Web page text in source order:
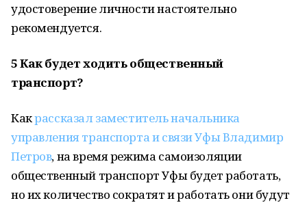
удостоверение личности настоятельно
рекомендуется.
5Как будет ходить общественный
транспорт?
Какрассказал заместитель начальника
управления транспорта и связи Уфы Владимир
Петров, на время режима самоизоляции
общественный транспорт Уфы будет работать,
но их количество сократят и работать они будут